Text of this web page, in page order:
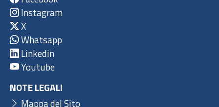
Instagram
X
Whatsapp
Linkedin
Youtube
NOTE LEGALI
Mappa del Sito